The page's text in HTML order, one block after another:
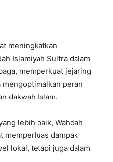
meningkatkan
Islamiyah Sultra dalam
memperkuat jejaring
peran
dakwah Islam.
lebih baik, Wahdah
memperluas dampak
lokal, tetapi juga dalam